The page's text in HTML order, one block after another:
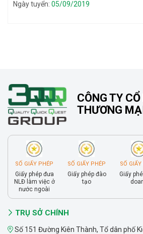
Ngày tuyển: 05/09/2019
CÔNG TY
THƯƠNG
SỐ GIẤY PHÉP
Giấy phép đưa
NLĐ làm việc ở
nước ngoài
SỐ GIẤY PHÉP
Giấy phép đào
tạo
SỐ
Giấy
TRỤ SỞ CHÍNH
Số 151 Đường Kiên Thành, Tổ dân phố